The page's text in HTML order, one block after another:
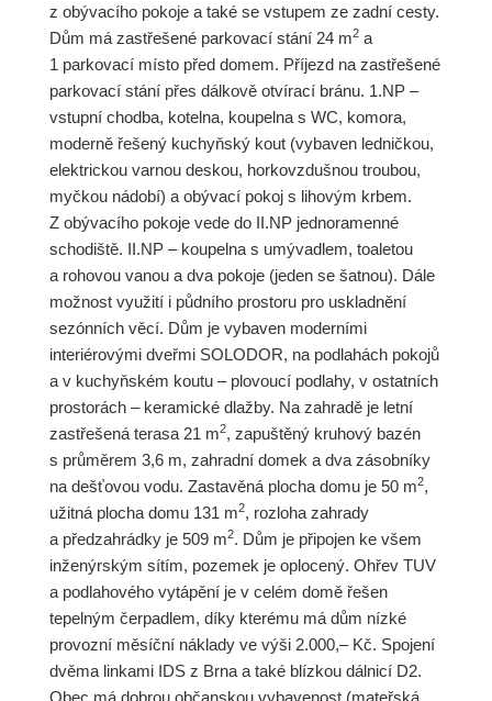
z obývacího pokoje a také se vstupem ze zadní cesty.
Dům má zastřešené parkovací stání 24 m2 a
1 parkovací místo před domem. Příjezd na zastřešené
parkovací stání přes dálkově otvírací bránu. 1.NP –
vstupní chodba, kotelna, koupelna s WC, komora,
moderně řešený kuchyňský kout (vybaven ledničkou,
elektrickou varnou deskou, horkovzdušnou troubou,
myčkou nádobí) a obývací pokoj s lihovým krbem.
Z obývacího pokoje vede do II.NP jednoramenné
schodiště. II.NP – koupelna s umývadlem, toaletou
a rohovou vanou a dva pokoje (jeden se šatnou). Dále
možnost využití i půdního prostoru pro uskladnění
sezónních věcí. Dům je vybaven moderními
interiérovými dveřmi SOLODOR, na podlahách pokojů
a v kuchyňském koutu – plovoucí podlahy, v ostatních
prostorách – keramické dlažby. Na zahradě je letní
zastřešená terasa 21 m2, zapuštěný kruhový bazén
s průměrem 3,6 m, zahradní domek a dva zásobníky
na dešťovou vodu. Zastavěná plocha domu je 50 m2,
užitná plocha domu 131 m2, rozloha zahrady
a předzahrádky je 509 m2. Dům je připojen ke všem
inženýrským sítím, pozemek je oplocený. Ohřev TUV
a podlahového vytápění je v celém domě řešen
tepelným čerpadlem, díky kterému má dům nízké
provozní měsíční náklady ve výši 2.000,– Kč. Spojení
dvěma linkami IDS z Brna a také blízkou dálnicí D2.
Obec má dobrou občanskou vybavenost (mateřská